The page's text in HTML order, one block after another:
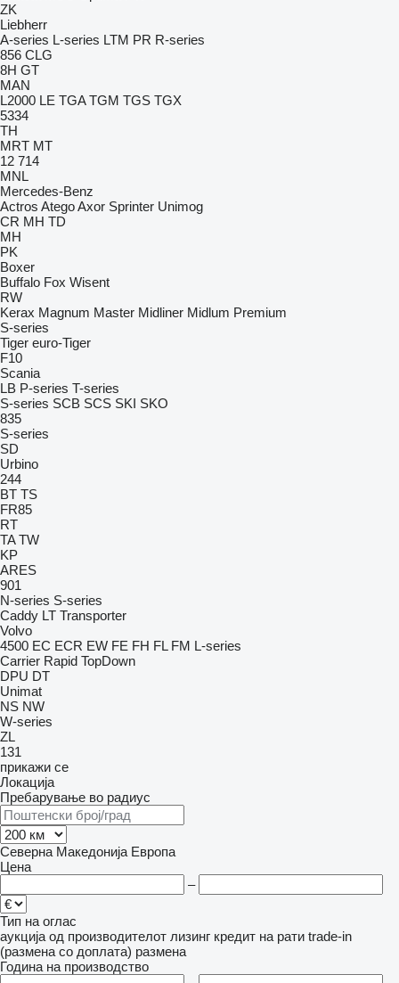
ZK
Liebherr
A-series L-series LTM PR R-series
856 CLG
8H GT
MAN
L2000 LE TGA TGM TGS TGX
5334
TH
MRT MT
12 714
MNL
Mercedes-Benz
Actros AtegoAxor Sprinter Unimog
CR MH TD
MH
PK
Boxer
Buffalo Fox Wisent
RW
Kerax Magnum Master Midliner Midlum Premium
S-series
Tiger euro-Tiger
F10
Scania
LB P-series T-series
S-series SCB SCS SKI SKO
835
S-series
SD
Urbino
244
BT TS
FR85
RT
TA TW
KP
ARES
901
N-series S-series
Caddy LT Transporter
Volvo
4500 EC ECR EW FE FH FL FM L-series
Carrier Rapid TopDown
DPU DT
Unimat
NS NW
W-series
ZL
131
прикажи се
Локација
Пребарување во радиус
Северна Македонија Европа
Цена
–
Тип на оглас
аукција од производителот лизинг кредит на рати trade-in
(размена со доплата) размена
Година на производство